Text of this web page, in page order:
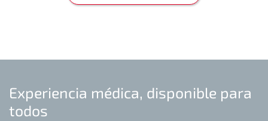
Experiencia médica, disponible para
todos